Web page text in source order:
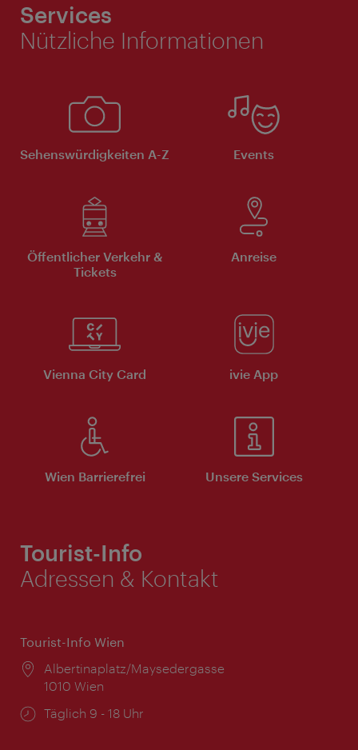
Services
Nützliche Informationen
Sehenswürdigkeiten A-Z Events
Öffentlicher Verkehr &
Tickets
Anreise
Vienna City Card ivie App
Wien Barrierefrei Unsere Services
Tourist-Info
Adressen & Kontakt
Tourist-Info Wien
Ort:
Albertinaplatz/Maysedergasse
1010 Wien
Öffnungszeiten:
Täglich 9 - 18 Uhr